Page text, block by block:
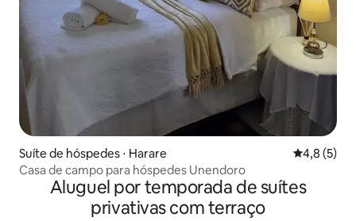
Suíte de hóspedes ⋅ Harare 4,8 de
4,8 (5)
Casa de campo para hóspedes Unendoro
Aluguel por temporada de suítes
privativas com terraço